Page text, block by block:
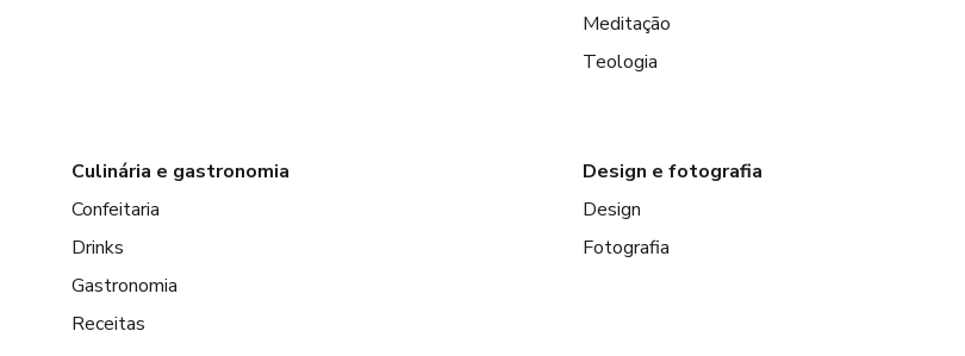
Meditação
Teologia
Culinária e gastronomia
Confeitaria
Drinks
Gastronomia
Receitas
Design e fotografia
Design
Fotografia